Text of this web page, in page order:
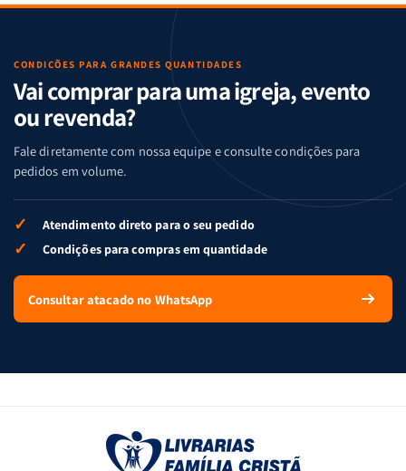
CONDIÇÕES PARA GRANDES QUANTIDADES
Vai comprar para uma igreja, evento
ou revenda?
Fale diretamente com nossa equipe e consulte condições para
pedidos em volume.
✓ Atendimento direto para o seu pedido
✓ Condições para compras em quantidade
Consultar atacado no WhatsApp